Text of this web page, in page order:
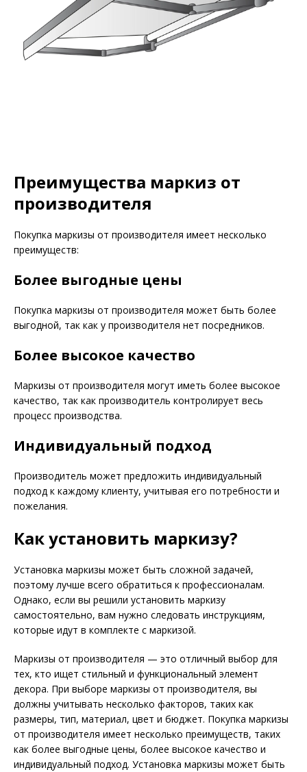
Преимущества маркиз от
производителя
Покупка маркизы от производителя имеет несколько
преимуществ:
Более выгодные цены
Покупка маркизы от производителя может быть более
выгодной, так как у производителя нет посредников.
Более высокое качество
Маркизы от производителя могут иметь более высокое
качество, так как производитель контролирует весь
процесс производства.
Индивидуальный подход
Производитель может предложить индивидуальный
подход к каждому клиенту, учитывая его потребности и
пожелания.
Как установить маркизу?
Установка маркизы может быть сложной задачей,
поэтому лучше всего обратиться к профессионалам.
Однако, если вы решили установить маркизу
самостоятельно, вам нужно следовать инструкциям,
которые идут в комплекте с маркизой.
Маркизы от производителя — это отличный выбор для
тех, кто ищет стильный и функциональный элемент
декора. При выборе маркизы от производителя, вы
должны учитывать несколько факторов, таких как
размеры, тип, материал, цвет и бюджет. Покупка маркизы
от производителя имеет несколько преимуществ, таких
как более выгодные цены, более высокое качество и
индивидуальный подход. Установка маркизы может быть